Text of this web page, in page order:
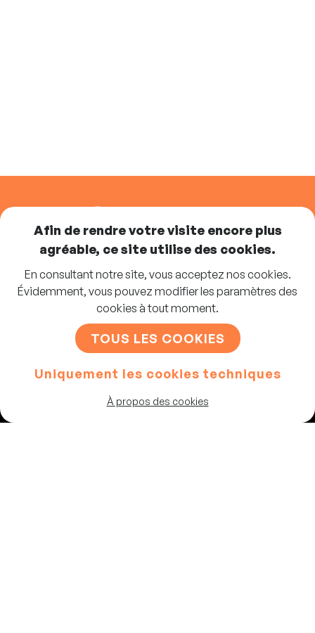
SUIVEZ-NOUS
Abonnez-vous à la newsletter
Afin de rendre votre visite encore plus
agréable, ce site utilise des cookies.
En consultant notre site, vous acceptez nos cookies.
Évidemment, vous pouvez modifier les paramètres des
cookies à tout moment.
TOUS LES COOKIES
Uniquement les cookies techniques
À propos des cookies